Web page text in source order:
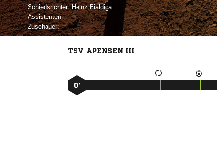
Schiedsrichter: 
Assistenten:
Zuschauer:
TSV APENSEN III
0’